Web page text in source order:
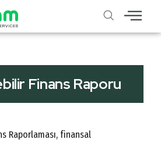
Finans Raporu
Raporlaması, finansal